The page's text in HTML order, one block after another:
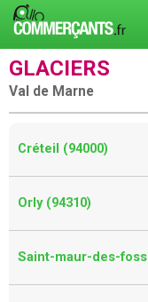
GLACIERS
Val de Marne
Créteil (94000)
Orly (94310)
Saint-maur-des-